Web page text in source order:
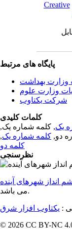
Creative
پایگاه های مرتبط
وزارت بهداشت
وزارت علوم
شرکت یکتاوب
کلمات کلیدی
یک, کلمه شماره یک,
دو, کلمه شماره یک,
کلمه دو
نظرسنجی
انداز شهرهای آینده
می باشد.
: یکتاوب افزار شرق
© 2026 CC BY-NC